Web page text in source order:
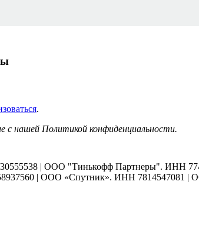
.
с нашей Политикой конфиденциальности.
| ООО "Тинькофф Партнеры". ИНН
| ООО «Спутник». ИНН 7814547081